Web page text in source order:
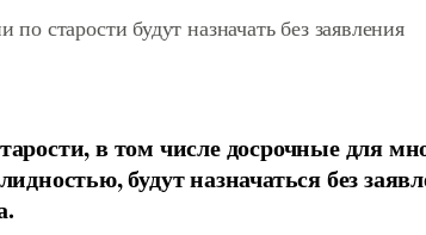
старости будут назначать без заявления
в том числе досрочные для
будут назначаться без